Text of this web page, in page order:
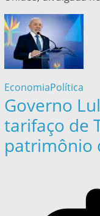
EconomiaPolítica
Governo
tarifaço de
patrimônio